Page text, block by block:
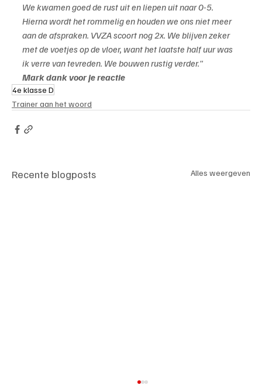
We kwamen goed de rust uit en liepen uit naar 0-5.
Hierna wordt het rommelig en houden we ons niet meer
aan de afspraken. VVZA scoort nog 2x. We blijven zeker
met de voetjes op de vloer, want het laatste half uur was
ik verre van tevreden. We bouwen rustig verder."
Mark dank voor je reactie
4e klasse D
Trainer aan het woord
Recente blogposts Alles weergeven